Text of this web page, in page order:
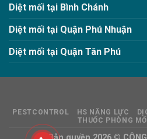
Diệt mối tại Bình Chánh
Diệt mối tại Quận Phú Nhuận
Diệt mối tại Quận Tân Phú
PESTCONTROL HS NĂNG LỰC
THUỐC PHÒNG